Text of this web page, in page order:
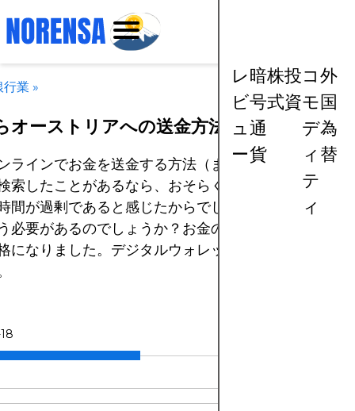
レ
ビ
ュ
ー
暗
号
通
貨
株
式
投
資
コ
モ
デ
ィ
テ
ィ
外
国
為
替
行業 »
オーストリアへの送金方法
ラインでお金を送金する方法（または海外から国内
索したことがあるなら、おそらく銀行で問い合わせ
間が過剰であると感じたからでしょう。なぜそんな
必要があるのでしょうか？お金の送金がこれまでに
になりました。デジタルウォレットを使ってその方